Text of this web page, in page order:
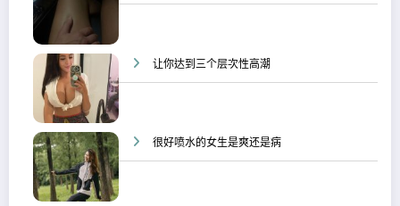
让你达到三个层次性高潮
很好喷水的女生是爽还是病